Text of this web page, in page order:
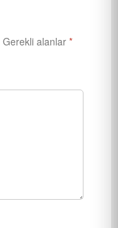
Gerekli alanlar *